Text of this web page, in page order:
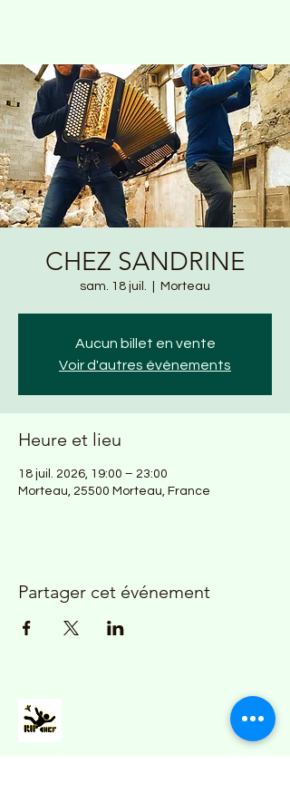
CHEZ SANDRINE
sam. 18 juil. Morteau
Aucun billet en vente
Voir d'autres événements
Heure et lieu
18 juil. 2026, 19:00 – 23:00
Morteau, 25500 Morteau, France
Partager cet événement